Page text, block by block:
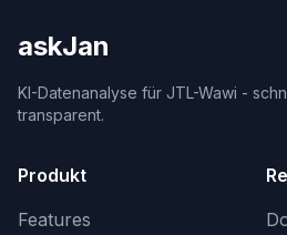
askJan
KI-Datenanalyse für JTL-Wawi -
transparent.
Produkt
Features